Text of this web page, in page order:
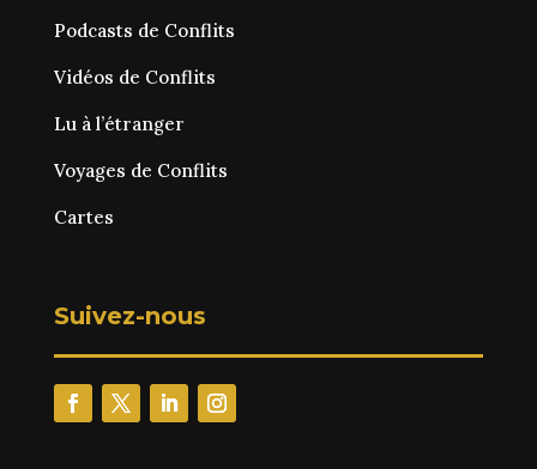
Podcasts de Conflits
Vidéos de Conflits
Lu à l’étranger
Voyages de Conflits
Cartes
Suivez-nous